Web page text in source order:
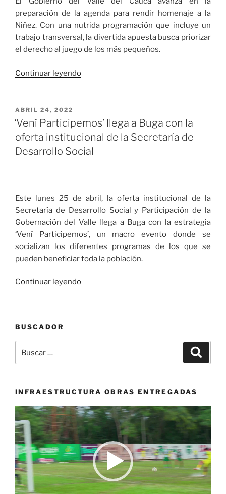
preparación de la agenda para rendir homenaje a la
Niñez. Con una nutrida programación que incluye un
trabajo transversal, la divertida apuesta busca priorizar
el derecho al juego de los más pequeños.
Continuar leyendo«Gobernación
las
acciones
para
el
Niñez»
PUBLICADO
EL
ABRIL 24, 2022
‘Vení Participemos’ llega a Buga con la
oferta institucional de la Secretaría de
Desarrollo Social
Este lunes 25 de abril, la oferta institucional de la
Secretaría de Desarrollo Social y Participación de la
Gobernación del Valle llega a Buga con la estrategia
‘Vení Participemos’, un macro evento donde se
socializan los diferentes programas de los que se
pueden beneficiar toda la población.
Continuar leyendo«‘Vení
con
oferta
de
Secretaría
de
Desarrollo
Social»
BUSCADOR
por:
INFRAESTRUCTURA OBRAS ENTREGADAS
Reproductor
de
vídeo